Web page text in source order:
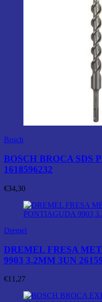
Bosch
BOSCH BROCA SDS
1618596232
€34,30
Dremel
DREMEL FRESA
9903 3.2MM 3UN
€11,27